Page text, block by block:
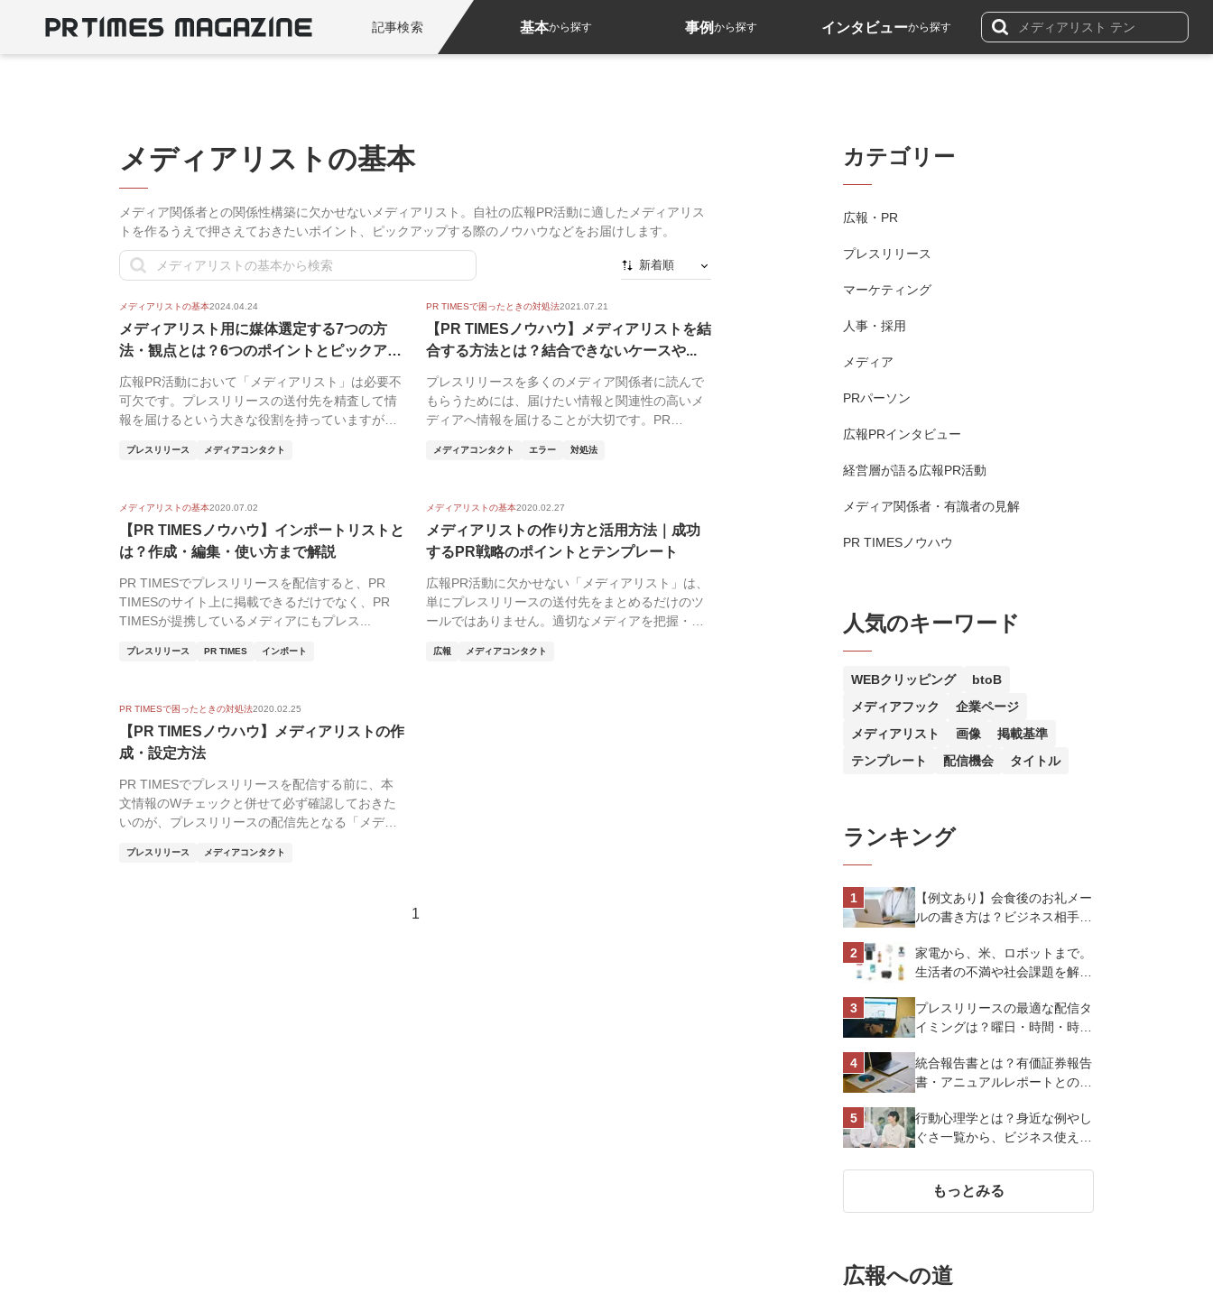
記事検索 基本から探す 事例から探す インタビューから探す
メディアリストの基本
メディア関係者との関係性構築に欠かせないメディアリスト。自社の広報PR活動に適したメディアリス
トを作るうえで押さえておきたいポイント、ピックアップする際のノウハウなどをお届けします。
新着順
最初から
人気順
メディアリストの基本2024.04.24
メディアリスト用に媒体選定する7つの方
法・観点とは？6つのポイントとピックアッ
プ時...
広報PR活動において「メディアリスト」は必要不
可欠です。プレスリリースの送付先を精査して情
報を届けるという大きな役割を持っていますが、
プレスリリース メディアコンタクト
PR TIMESで困ったときの対処法2021.07.21
【PR TIMESノウハウ】メディアリストを結
合する方法とは？結合できないケースや...
プレスリリースを多くのメディア関係者に読んで
もらうためには、届けたい情報と関連性の高いメ
ディアへ情報を届けることが大切です。PR
メディアコンタクト エラー 対処法
メディアリストの基本2020.07.02
【PR TIMESノウハウ】インポートリストと
は？作成・編集・使い方まで解説
PR TIMESでプレスリリースを配信すると、PR
TIMESのサイト上に掲載できるだけでなく、PR
TIMESが提携しているメディアにもプレス...
プレスリリース PR TIMES インポート
メディアリストの基本2020.02.27
メディアリストの作り方と活用方法｜成功
するPR戦略のポイントとテンプレート
広報PR活動に欠かせない「メディアリスト」は、
単にプレスリリースの送付先をまとめるだけのツ
ールではありません。適切なメディアを把握・整
広報 メディアコンタクト
PR TIMESで困ったときの対処法2020.02.25
【PR TIMESノウハウ】メディアリストの作
成・設定方法
PR TIMESでプレスリリースを配信する前に、本
文情報のWチェックと併せて必ず確認しておきた
いのが、プレスリリースの配信先となる「メディ
プレスリリース メディアコンタクト
1
カテゴリー
広報・PR
プレスリリース
マーケティング
人事・採用
メディア
PRパーソン
広報PRインタビュー
経営層が語る広報PR活動
メディア関係者・有識者の見解
PR TIMESノウハウ
人気のキーワード
WEBクリッピング
btoB
メディアフック
企業ページ
メディアリスト
画像
掲載基準
テンプレート
配信機会 タイトル
ランキング
【例文あり】会食後のお礼メー
ルの書き方は？ビジネス相手に
トを解説
家電から、米、ロボットまで。
生活者の不満や社会課題を解決
スオーヤマ株式会社
プレスリリースの最適な配信タ
イミングは？曜日・時間・時期
化させよう
統合報告書とは？有価証券報告
書・アニュアルレポートとの違
行動心理学とは？身近な例やし
ぐさ一覧から、ビジネス使える
もっとみる
広報への道